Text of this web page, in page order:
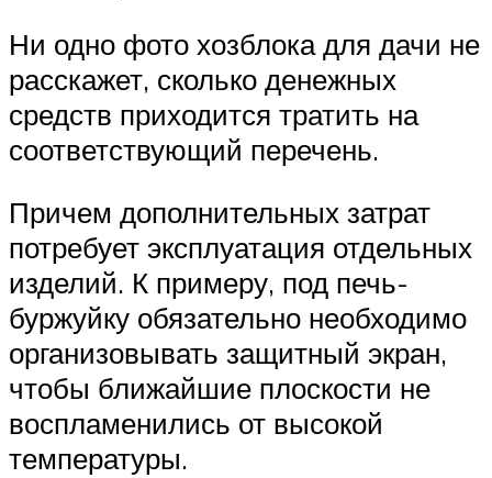
Ни одно фото хозблока для дачи не
расскажет, сколько денежных
средств приходится тратить на
соответствующий перечень.
Причем дополнительных затрат
потребует эксплуатация отдельных
изделий. К примеру, под печь-
буржуйку обязательно необходимо
организовывать защитный экран,
чтобы ближайшие плоскости не
воспламенились от высокой
температуры.